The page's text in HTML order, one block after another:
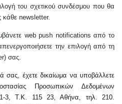
του σχετικού συνδέσμου που θα
κάθε newsletter.
web push notifications από το
την επιλογή από τη
σας.
σας, έχετε δικαίωμα να υποβάλλετε
Προσωπικών Δεδομένων
1-3, Τ.Κ. 115 23, Αθήνα, τηλ. 210.